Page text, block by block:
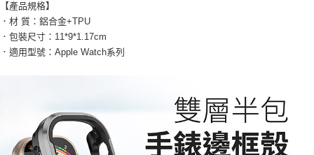
【產品規格】
．材 質：鋁合金+TPU
．包裝尺寸：11*9*1.17cm
．適用型號：Apple Watch系列